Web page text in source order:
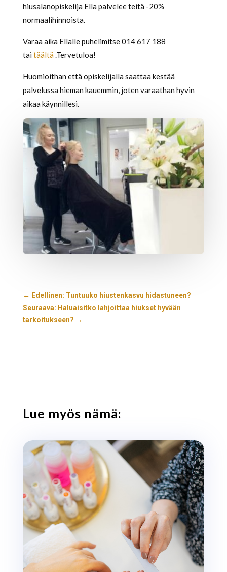
hiusalanopiskelija Ella palvelee teitä -20%
normaalihinnoista.
Varaa aika Ellalle puhelimitse 014 617 188
tai täältä .Tervetuloa!
Huomioithan että opiskelijalla saattaa kestää
palvelussa hieman kauemmin, joten varaathan hyvin
aikaa käynnillesi.
← Edellinen: Tuntuuko hiustenkasvu hidastuneen?
Seuraava: Haluaisitko lahjoittaa hiukset hyvään
tarkoitukseen? →
Lue myös nämä: